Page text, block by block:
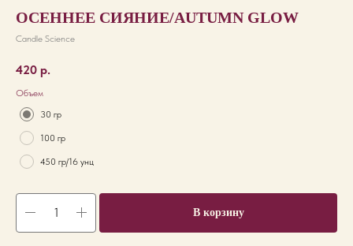
ОСЕННЕЕ СИЯНИЕ/AUTUMN GLOW
Candle Science
420 р.
Объем
30 гр
100 гр
450 гр/16 унц
В корзину